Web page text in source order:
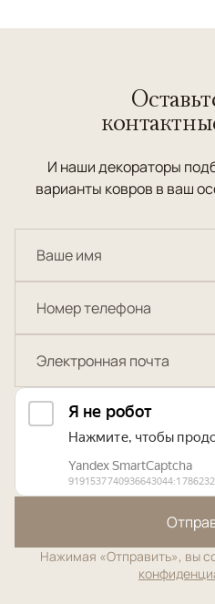
И наши декораторы
варианты ковров в ваш
Нажимая «Отправить», вы